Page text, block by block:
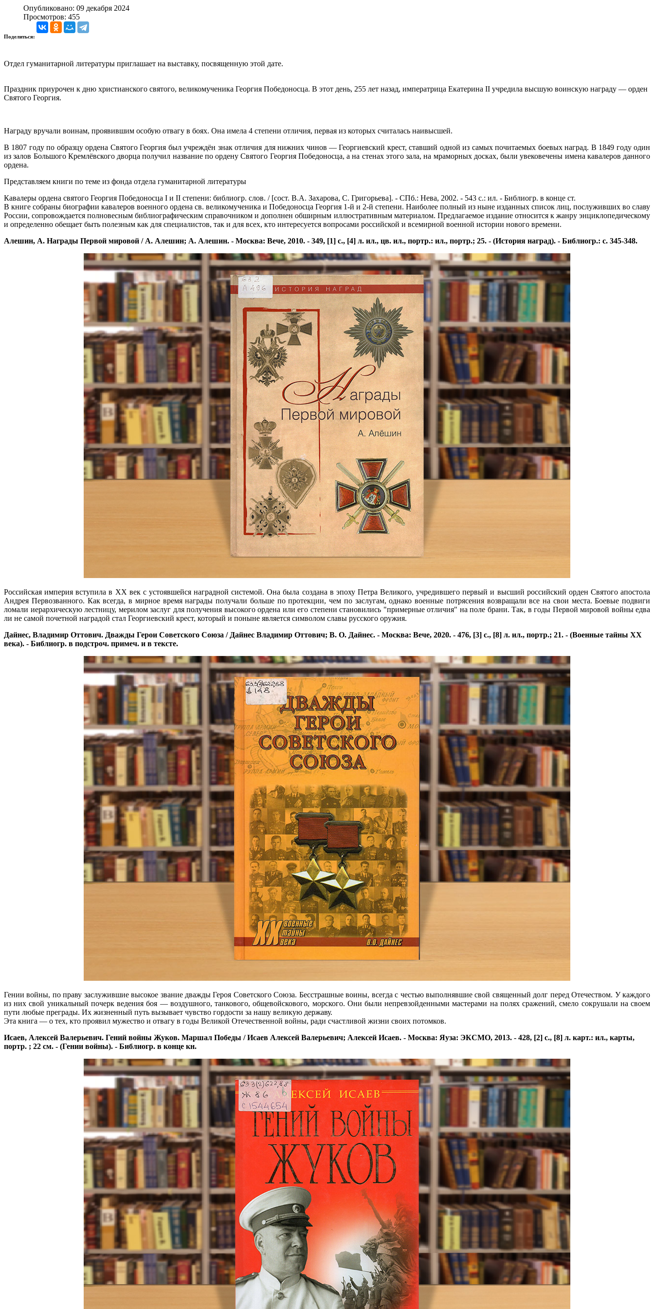
Опубликовано: 09 декабря 2024
Просмотров: 455
Поделиться:
Отдел гуманитарной литературы приглашает на выставку, посвященную этой дате.
Праздник приурочен к дню христианского святого, великомученика Георгия Победоносца. В этот день, 255 лет назад, императрица Екатерина II учредила высшую воинскую награду — орден
Святого Георгия.
Награду вручали воинам, проявившим особую отвагу в боях. Она имела 4 степени отличия, первая из которых считалась наивысшей.
В 1807 году по образцу ордена Святого Георгия был учреждён знак отличия для нижних чинов — Георгиевский крест, ставший одной из самых почитаемых боевых наград. В 1849 году один
из залов Большого Кремлёвского дворца получил название по ордену Святого Георгия Победоносца, а на стенах этого зала, на мраморных досках, были увековечены имена кавалеров данного
ордена.
Представляем книги по теме из фонда отдела гуманитарной литературы
Кавалеры ордена святого Георгия Победоносца I и II степени: библиогр. слов. / [сост. В.А. Захарова, С. Григорьева]. - СПб.: Нева, 2002. - 543 с.: ил. - Библиогр. в конце ст.
В книге собраны биографии кавалеров военного ордена св. великомученика и Победоносца Георгия 1-й и 2-й степени. Наиболее полный из ныне изданных список лиц, послуживших во славу
России, сопровождается полновесным библиографическим справочником и дополнен обширным иллюстративным материалом. Предлагаемое издание относится к жанру энциклопедическому
и определенно обещает быть полезным как для специалистов, так и для всех, кто интересуется вопросами российской и всемирной военной истории нового времени.
Алешин, А. Награды Первой мировой / А. Алешин; А. Алешин. - Москва: Вече, 2010. - 349, [1] с., [4] л. ил., цв. ил., портр.: ил., портр.; 25. - (История наград). - Библиогр.: с. 345-348.
Российская империя вступила в ХХ век с устоявшейся наградной системой. Она была создана в эпоху Петра Великого, учредившего первый и высший российский орден Святого апостола
Андрея Первозванного. Как всегда, в мирное время награды получали больше по протекции, чем по заслугам, однако военные потрясения возвращали все на свои места. Боевые подвиги
ломали иерархическую лестницу, мерилом заслуг для получения высокого ордена или его степени становились "примерные отличия" на поле брани. Так, в годы Первой мировой войны едва
ли не самой почетной наградой стал Георгиевский крест, который и поныне является символом славы русского оружия.
Дайнес, Владимир Оттович. Дважды Герои Советского Союза / Дайнес Владимир Оттович; В. О. Дайнес. - Москва: Вече, 2020. - 476, [3] с., [8] л. ил., портр.; 21. - (Военные тайны XX
века). - Библиогр. в подстроч. примеч. и в тексте.
Гении войны, по праву заслужившие высокое звание дважды Героя Советского Союза. Бесстрашные воины, всегда с честью выполнявшие свой священный долг перед Отечеством. У каждого
из них свой уникальный почерк ведения боя — воздушного, танкового, общевойскового, морского. Они были непревзойденными мастерами на полях сражений, смело сокрушали на своем
пути любые преграды. Их жизненный путь вызывает чувство гордости за нашу великую державу.
Эта книга — о тех, кто проявил мужество и отвагу в годы Великой Отечественной войны, ради счастливой жизни своих потомков.
Исаев, Алексей Валерьевич. Гений войны Жуков. Маршал Победы / Исаев Алексей Валерьевич; Алексей Исаев. - Москва: Яуза: ЭКСМО, 2013. - 428, [2] с., [8] л. карт.: ил., карты,
портр. ; 22 см. - (Гении войны). - Библиогр. в конце кн.